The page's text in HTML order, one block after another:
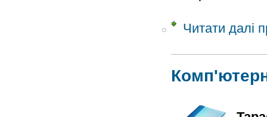
Читати далі